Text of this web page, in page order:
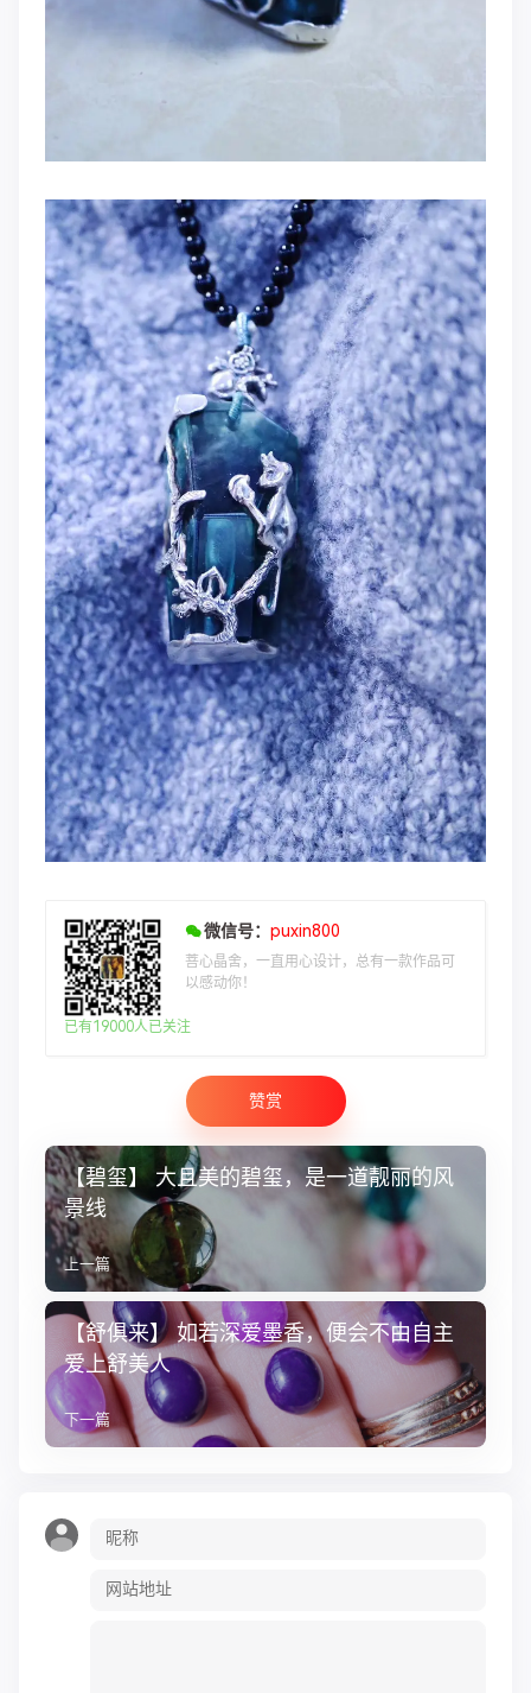
微信号： puxin800
菩心晶舍，一直用心设计，总有一款作品可
以感动你！
已有19000人已关注
赞赏
【碧玺】 大且美的碧玺，是一道靓丽的风
景线
上一篇
【舒俱来】 如若深爱墨香，便会不由自主
爱上舒美人
下一篇